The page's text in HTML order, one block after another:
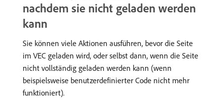
nachdem sie nicht geladen werden
kann
Sie können viele Aktionen ausführen, bevor die Seite
im VEC geladen wird, oder selbst dann, wenn die Seite
nicht vollständig geladen werden kann (wenn
beispielsweise benutzerdefinierter Code nicht mehr
funktioniert).